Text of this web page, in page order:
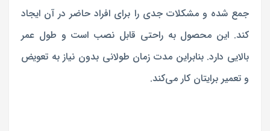
جمع شده و مشکلات جدی را برای افراد حاضر در آن ایجاد
کند. این محصول به راحتی قابل نصب است و طول عمر
بالایی دارد. بنابراین مدت زمان طولانی بدون نیاز به تعویض
و تعمیر برایتان کار می‌کند.